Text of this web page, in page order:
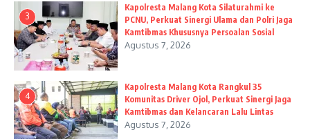
3
Kapolresta Malang Kota Silaturahmi ke
PCNU, Perkuat Sinergi Ulama dan Polri Jaga
Kamtibmas Khususnya Persoalan Sosial
Agustus 7, 2026
4
Kapolresta Malang Kota Rangkul 35
Komunitas Driver Ojol, Perkuat Sinergi Jaga
Kamtibmas dan Kelancaran Lalu Lintas
Agustus 7, 2026